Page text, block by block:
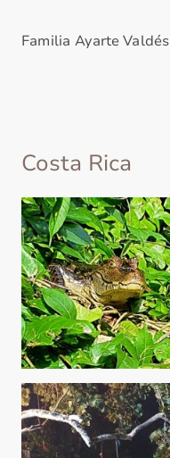
Familia Ayarte Valdés
Costa Rica